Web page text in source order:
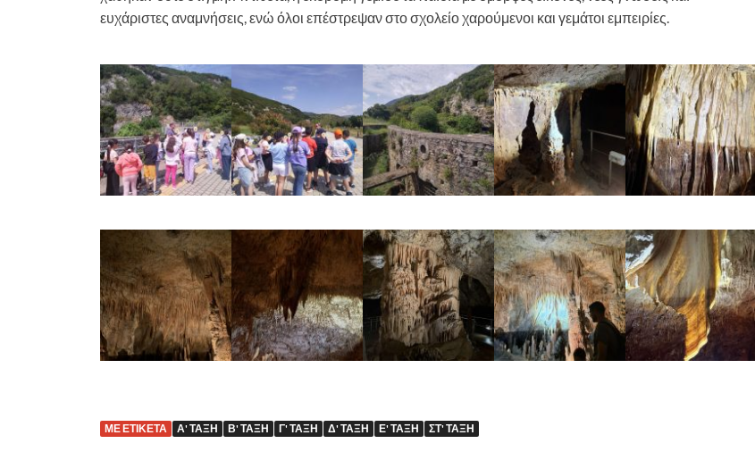
ευχάριστες αναμνήσεις, ενώ όλοι επέστρεψαν στο σχολείο χαρούμενοι και γεμάτοι εμπειρίες.
ΜΕ ΕΤΙΚΈΤΑ Α' ΤΑΞΗ Β' ΤΑΞΗ Γ' ΤΑΞΗ Δ' ΤΑΞΗ Ε' ΤΑΞΗ ΣΤ' ΤΑΞΗ